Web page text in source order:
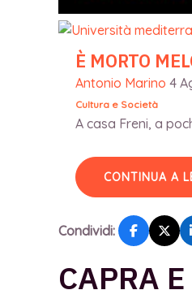
È MORTO
Antonio Marino 4
Cultura e Società
A casa Freni, a
CONTINUA A
Condividi:
CAPRA